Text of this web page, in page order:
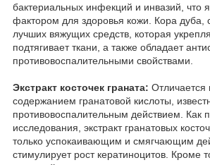
бактериальных инфекций и инвазий, что
фактором для здоровья кожи. Кора дуба,
лучших вяжущих средств, которая
подтягивает ткани, а также обладает
противовоспалительными свойствами.
Экстракт косточек граната: Отличается
содержанием гранатовой кислоты,
противовоспалительным действием. Как
исследования, экстракт гранатовых
только успокаивающим и смягчающим
стимулирует рост кератиноцитов. Кроме